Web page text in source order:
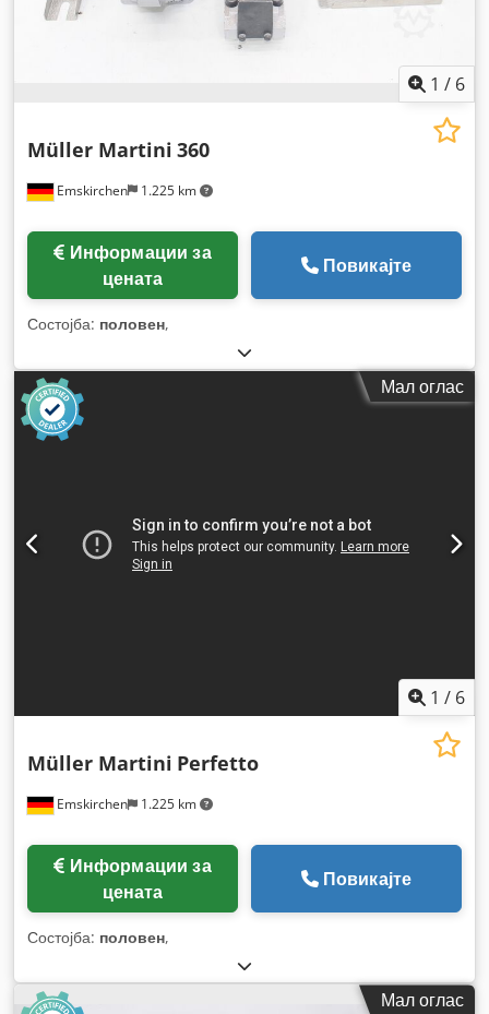
1 / 6
Emskirchen 1.225 km
Müller Martini 360
цената
Повикајте
Состојба: половен,
Мал оглас
1 / 6
Emskirchen 1.225 km
Müller Martini Perfetto
цената
Повикајте
Состојба: половен,
Мал оглас